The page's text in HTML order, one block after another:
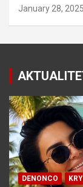
January 28, 2025
DENONCO